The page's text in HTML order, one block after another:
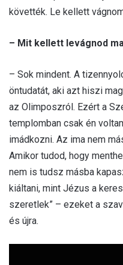
követték. Le kellett
– Mit kellett levágnod
– Sok mindent. A
öntudatát, aki azt hiszi
az Olimposzról. Ezért a
templomban csak én
imádkozni. Az ima nem
Amikor tudod, hogy
nem is tudsz másba
kiáltani, mint Jézus a
szeretlek” – ezeket a
és újra.